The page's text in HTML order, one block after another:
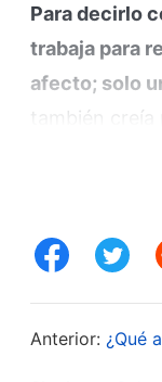
Para decirlo
trabaja para
afecto; solo
también creía
los
Encontré
practicando
Anterior: ¿Qué